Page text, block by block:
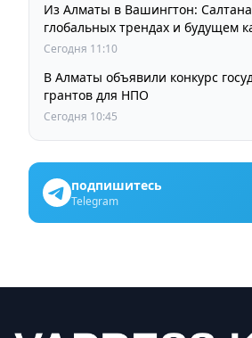
Из Алматы в Вашингтон:
глобальных трендах и будущем
школы
Сегодня 11:10
В Алматы объявили конкурс
грантов для НПО
Сегодня 10:45
подпишитесь
Telegram